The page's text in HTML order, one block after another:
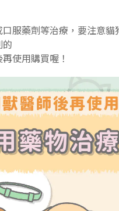
服藥劑等治療，要注意貓
的
使用購買喔！